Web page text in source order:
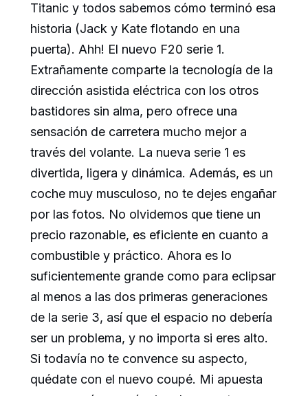
Titanic y todos sabemos cómo terminó esa
historia (Jack y Kate flotando en una
puerta). Ahh! El nuevo F20 serie 1.
Extrañamente comparte la tecnología de la
dirección asistida eléctrica con los otros
bastidores sin alma, pero ofrece una
sensación de carretera mucho mejor a
través del volante. La nueva serie 1 es
divertida, ligera y dinámica. Además, es un
coche muy musculoso, no te dejes engañar
por las fotos. No olvidemos que tiene un
precio razonable, es eficiente en cuanto a
combustible y práctico. Ahora es lo
suficientemente grande como para eclipsar
al menos a las dos primeras generaciones
de la serie 3, así que el espacio no debería
ser un problema, y no importa si eres alto.
Si todavía no te convence su aspecto,
quédate con el nuevo coupé. Mi apuesta